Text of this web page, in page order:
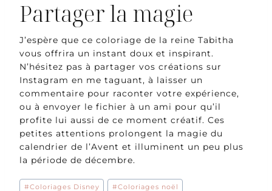
Partager la magie
J’espère que ce coloriage de la reine Tabitha
vous offrira un instant doux et inspirant.
N’hésitez pas à partager vos créations sur
Instagram en me taguant, à laisser un
commentaire pour raconter votre expérience,
ou à envoyer le fichier à un ami pour qu’il
profite lui aussi de ce moment créatif. Ces
petites attentions prolongent la magie du
calendrier de l’Avent et illuminent un peu plus
la période de décembre.
Étiquettes
#Coloriages Disney #Coloriages noël